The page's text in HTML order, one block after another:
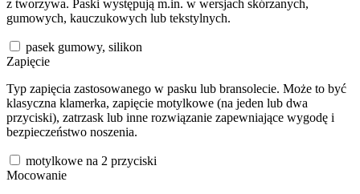
z tworzywa. Paski występują m.in. w wersjach skórzanych,
gumowych, kauczukowych lub tekstylnych.
pasek gumowy, silikon
Zapięcie
Typ zapięcia zastosowanego w pasku lub bransolecie. Może to być
klasyczna klamerka, zapięcie motylkowe (na jeden lub dwa
przyciski), zatrzask lub inne rozwiązanie zapewniające wygodę i
bezpieczeństwo noszenia.
motylkowe na 2 przyciski
Mocowanie